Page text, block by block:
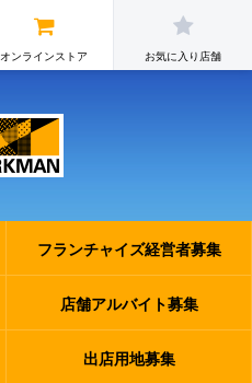
オンラインストア お気に入り店舗
フランチャイズ経営者募集
店舗アルバイト募集
出店用地募集